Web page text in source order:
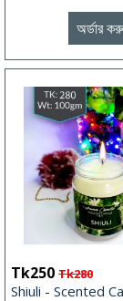
অর্ডার
Tk250 Tk280